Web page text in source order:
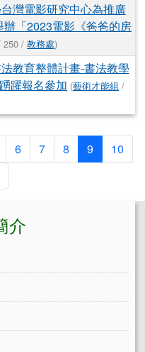
灣電影研究中心為推廣
「2023電影《爸爸的房
250 / 教務處)
教育整體計畫-書法教學
躍報名參加 (藝術才能組 /
6 7 8 9 (目前頁次)
10